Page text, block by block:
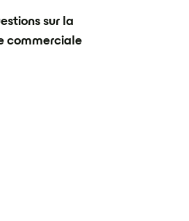
sur la
commerciale